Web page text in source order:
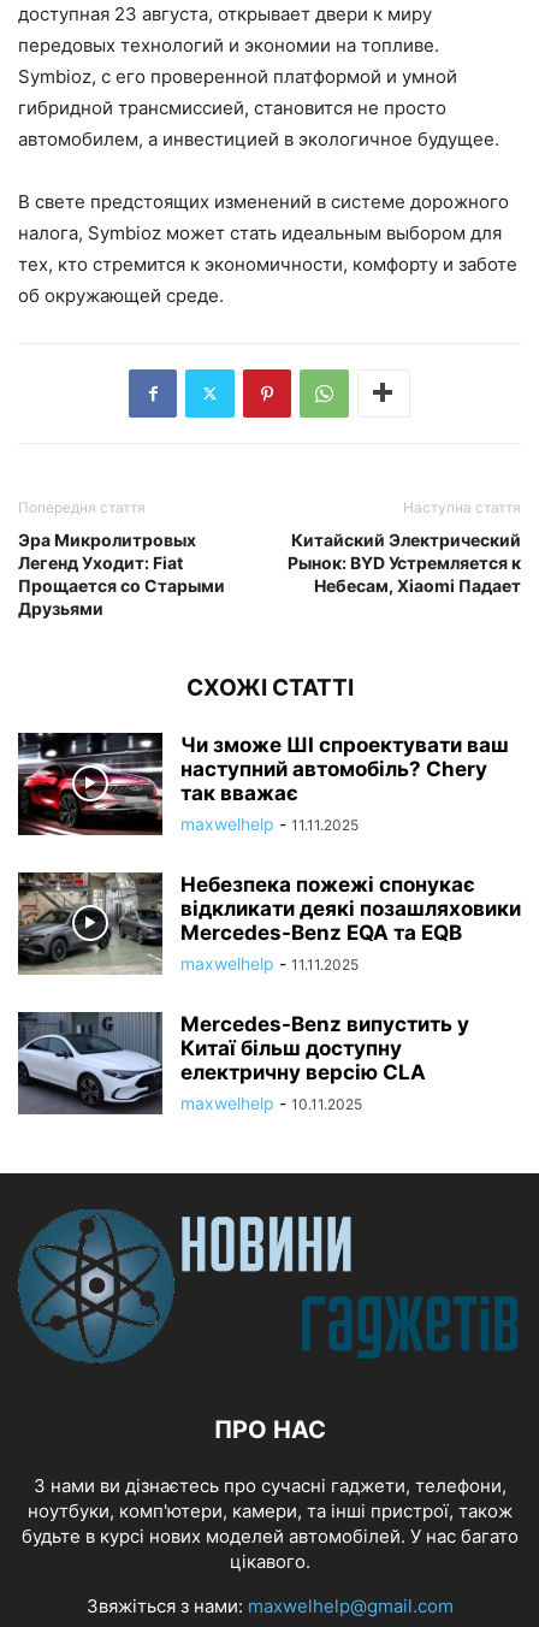
доступная 23 августа, открывает двери к миру
передовых технологий и экономии на топливе.
Symbioz, с его проверенной платформой и умной
гибридной трансмиссией, становится не просто
автомобилем, а инвестицией в экологичное будущее.
В свете предстоящих изменений в системе дорожного
налога, Symbioz может стать идеальным выбором для
тех, кто стремится к экономичности, комфорту и заботе
об окружающей среде.
Попередня стаття
Эра Микролитровых
Легенд Уходит: Fiat
Прощается со Старыми
Друзьями
Наступна стаття
Китайский Электрический
Рынок: BYD Устремляется к
Небесам, Xiaomi Падает
СХОЖІ СТАТТІ
Чи зможе ШІ спроектувати ваш
наступний автомобіль? Chery
так вважає
maxwelhelp - 11.11.2025
Небезпека пожежі спонукає
відкликати деякі позашляховики
Mercedes-Benz EQA та EQB
maxwelhelp - 11.11.2025
Mercedes-Benz випустить у
Китаї більш доступну
електричну версію CLA
maxwelhelp - 10.11.2025
ПРО НАС
З нами ви дізнаєтесь про сучасні гаджети, телефони,
ноутбуки, комп'ютери, камери, та інші пристрої, також
будьте в курсі нових моделей автомобілей. У нас багато
цікавого.
Звяжіться з нами: maxwelhelp@gmail.com